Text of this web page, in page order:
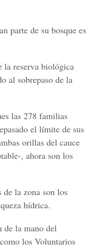
parte de su bosque es
la reserva biológica
al sobrepaso de la
las 278 familias
el límite de sus
orillas del cauce
, ahora son los
la zona son los
hídrica.
de la mano del
los Voluntarios